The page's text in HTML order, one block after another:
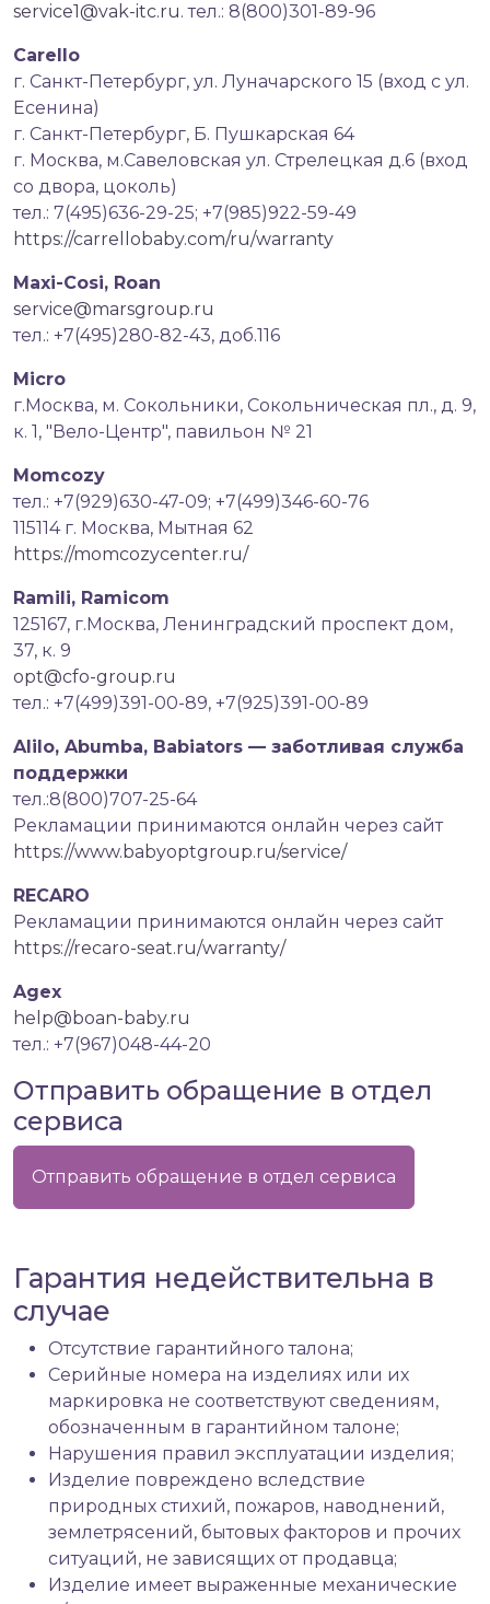
service1@vak-itc.ru. тел.: 8(800)301-89-96
Carello
г. Санкт-Петербург, ул. Луначарского 15 (вход с ул.
Есенина)
г. Санкт-Петербург, Б. Пушкарская 64
г. Москва, м.Савеловская ул. Стрелецкая д.6 (вход
со двора, цоколь)
тел.: 7(495)636-29-25; +7(985)922-59-49
https://carrellobaby.com/ru/warranty
Мaxi-Cosi, Roan
service@marsgroup.ru
тел.: +7(495)280-82-43, доб.116
Micro
г.Москва, м. Сокольники, Сокольническая пл., д. 9,
к. 1, "Вело-Центр", павильон № 21
Momcozy
тел.: +7(929)630-47-09; +7(499)346-60-76
115114 г. Москва, Мытная 62
https://momcozycenter.ru/
Ramili, Ramicom
125167, г.Москва, Ленинградский проспект дом,
37, к. 9
opt@cfo-group.ru
тел.: +7(499)391-00-89, +7(925)391-00-89
Alilo, Abumba, Babiators — заботливая служба
поддержки
тел.:8(800)707-25-64
Рекламации принимаются онлайн через сайт
https://www.babyoptgroup.ru/service/
RECARO
Рекламации принимаются онлайн через сайт
https://recaro-seat.ru/warranty/
Agex
help@boan-baby.ru
тел.: +7(967)048-44-20
Отправить обращение в отдел
сервиса
Отправить обращение в отдел сервиса
Гарантия недействительна в
случае
Отсутствие гарантийного талона;
Серийные номера на изделиях или их
маркировка не соответствуют сведениям,
обозначенным в гарантийном талоне;
Нарушения правил эксплуатации изделия;
Изделие повреждено вследствие
природных стихий, пожаров, наводнений,
землетрясений, бытовых факторов и прочих
ситуаций, не зависящих от продавца;
Изделие имеет выраженные механические